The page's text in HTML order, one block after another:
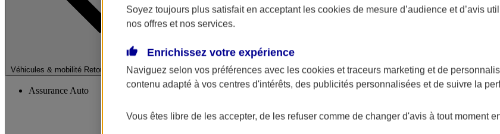
Véhicules & mobilité Retour à la section précédente
Fermer le menu principal
Assurance Auto
Soyez toujours plus satisfait en acceptant les cookies de mesure d’audience et d’avis
nos offres et nos services.
Enrichissez votre expérience
Naviguez selon vos préférences avec les cookies et traceurs marketing et de
contenu adapté à vos centres d'intérêts, des publicités personnalisées et de suivre la
Vous êtes libre de les accepter, de les refuser comme de changer d'avis à tout moment